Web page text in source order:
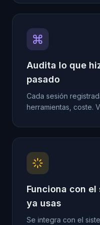
Audita lo que
pasado
Cada sesión
herramientas, coste.
Funciona con
ya usas
Se integra con el